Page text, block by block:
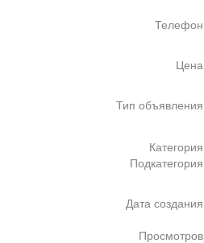
Телефон
Цена
Тип объявления
Категория
Подкатегория
Дата создания
Просмотров